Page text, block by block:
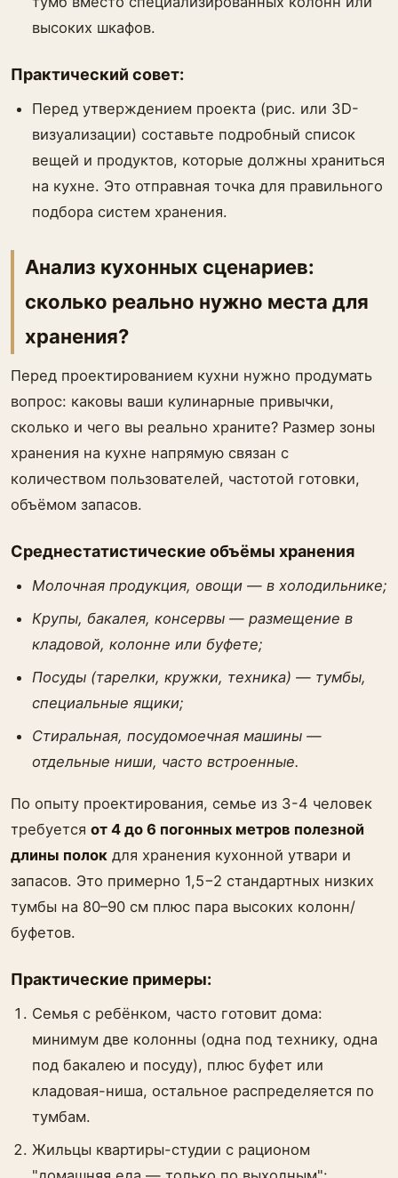
высоких шкафов.
Практический совет:
Перед утверждением проекта (рис. или 3D-
визуализации) составьте подробный список
вещей и продуктов, которые должны храниться
на кухне. Это отправная точка для правильного
подбора систем хранения.
Анализ кухонных сценариев:
сколько реально нужно места для
хранения?
Перед проектированием кухни нужно продумать
вопрос: каковы ваши кулинарные привычки,
сколько и чего вы реально храните? Размер зоны
хранения на кухне напрямую связан с
количеством пользователей, частотой готовки,
объёмом запасов.
Среднестатистические объёмы хранения
Молочная продукция, овощи — в холодильнике;
Крупы, бакалея, консервы — размещение в
кладовой, колонне или буфете;
Посуды (тарелки, кружки, техника) — тумбы,
специальные ящики;
Стиральная, посудомоечная машины —
отдельные ниши, часто встроенные.
По опыту проектирования, семье из 3-4 человек
требуется от 4 до 6 погонных метров полезной
длины полок для хранения кухонной утвари и
запасов. Это примерно 1,5−2 стандартных низких
тумбы на 80–90 см плюс пара высоких колонн/
буфетов.
Практические примеры:
Семья с ребёнком, часто готовит дома:
минимум две колонны (одна под технику, одна
под бакалею и посуду), плюс буфет или
кладовая-ниша, остальное распределяется по
тумбам.
Жильцы квартиры-студии с рационом